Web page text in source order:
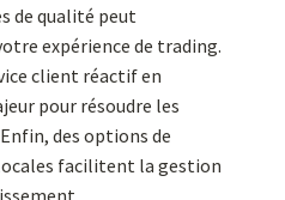
de qualité peut
expérience de trading.
client réactif en
pour résoudre les
des options de
facilitent la gestion